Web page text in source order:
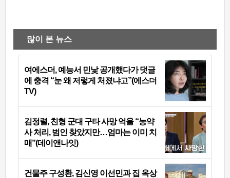
많이 본 뉴스
여에스더, 예능서 민낯 공개했다가 댓글
에 충격 “눈 왜 저렇게 처졌냐고”(에스더
TV)
김정렬, 친형 군대 구타 사망 억울 “농약
사 처리, 범인 찾았지만…엄마는 이미 치
매”(데이앤나잇)
건물주 구성환, 김신영 이선민과 집 옥상